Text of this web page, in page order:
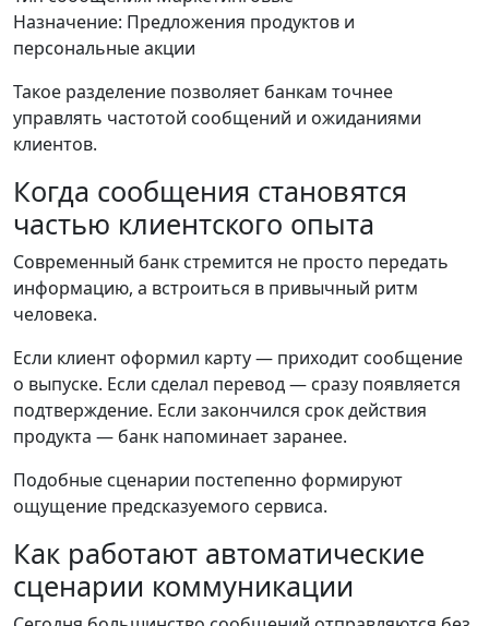
Назначение: Предложения продуктов и
персональные акции
Такое разделение позволяет банкам точнее
управлять частотой сообщений и ожиданиями
клиентов.
Когда сообщения становятся
частью клиентского опыта
Современный банк стремится не просто передать
информацию, а встроиться в привычный ритм
человека.
Если клиент оформил карту — приходит сообщение
о выпуске. Если сделал перевод — сразу появляется
подтверждение. Если закончился срок действия
продукта — банк напоминает заранее.
Подобные сценарии постепенно формируют
ощущение предсказуемого сервиса.
Как работают автоматические
сценарии коммуникации